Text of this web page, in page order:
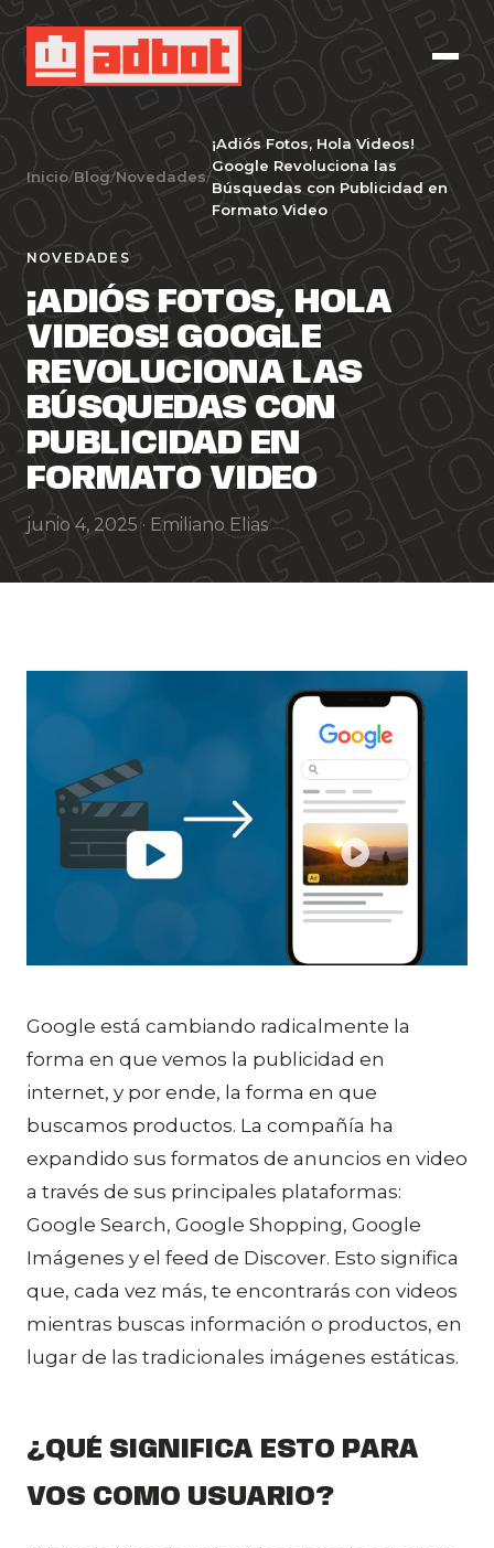
Inicio/Blog/Novedades/
¡Adiós Fotos, Hola Videos!
Google Revoluciona las
Búsquedas con Publicidad en
Formato Video
NOVEDADES
¡ADIÓS FOTOS, HOLA
VIDEOS! GOOGLE
REVOLUCIONA LAS
BÚSQUEDAS CON
PUBLICIDAD EN
FORMATO VIDEO
junio 4, 2025 · Emiliano Elias
Google está cambiando radicalmente la
forma en que vemos la publicidad en
internet, y por ende, la forma en que
buscamos productos. La compañía ha
expandido sus formatos de anuncios en video
a través de sus principales plataformas:
Google Search, Google Shopping, Google
Imágenes y el feed de Discover. Esto significa
que, cada vez más, te encontrarás con videos
mientras buscas información o productos, en
lugar de las tradicionales imágenes estáticas.
¿QUÉ SIGNIFICA ESTO PARA
VOS COMO USUARIO?